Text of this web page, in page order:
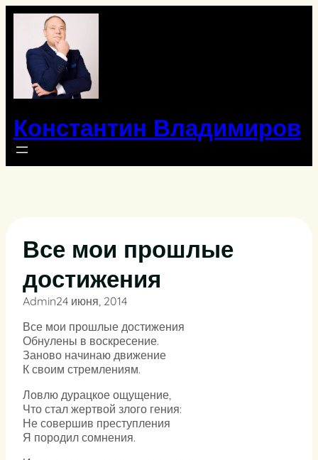
Перейти
содержимому
Константин Владимиров
Все мои прошлые
достижения
Admin24 июня, 2014
Все мои прошлые достижения
Обнулены в воскресение.
Заново начинаю движение
К своим стремлениям.
Ловлю дурацкое ощущение,
Что стал жертвой злого гения:
Не совершив преступления
Я породил сомнения.